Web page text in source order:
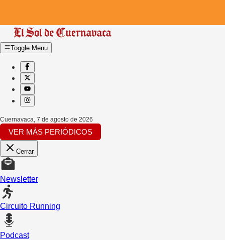
Toggle Menu
Cuernavaca 7 de agosto de 2026
VER MÁS PERIÓDICOS
Cerrar
Newsletter
Circuito Running
Podcast